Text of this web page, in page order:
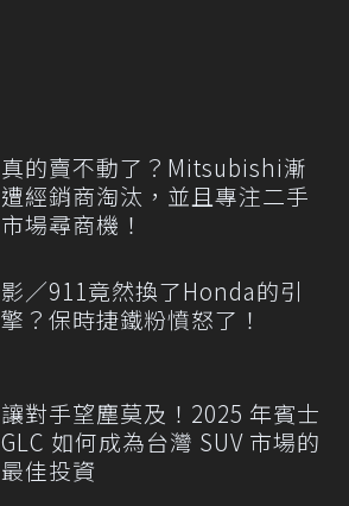
真的賣不動了？Mitsubishi漸
遭經銷商淘汰，並且專注二手
市場尋商機！
影／911竟然換了Honda的引
擎？保時捷鐵粉憤怒了！
讓對手望塵莫及！2025 年賓士
GLC 如何成為台灣 SUV 市場的
最佳投資